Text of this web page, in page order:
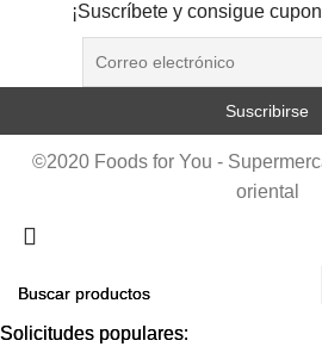
¡Suscríbete y consigue
©2020 Foods for You -
oriental
Solicitudes populares:
Solicitudes populares: